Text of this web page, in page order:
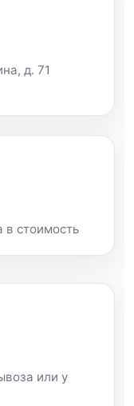
д. 71
в стоимость
или у